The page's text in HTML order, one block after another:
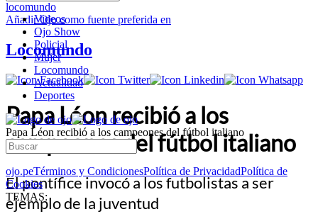
Videos
Ojo Show
Policial
Mujer
Locomundo
Actualidad
Deportes
Papa Léon recibió a los campeones del fútbol italiano
ojo.peTérminos y CondicionesPolítica de PrivacidadPolítica de
Cookies
TEMAS:
locomundo
AñadirOjocomo fuente preferida en
Locomundo
Papa Léon recibió a los
campeones del fútbol italiano
El pontífice invocó a los futbolistas a ser
ejemplo de la juventud